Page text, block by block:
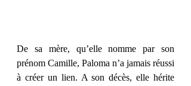
De sa mère, qu’elle nomme par son
prénom Camille, Paloma n’a jamais réussi
à créer un lien. A son décès, elle hérite